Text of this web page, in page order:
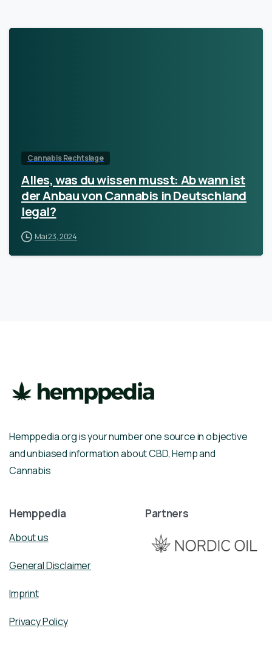
Cannabis Rechtslage
Alles, was du wissen musst: Ab wann ist
der Anbau von Cannabis in Deutschland
legal?
Mai 23, 2024
Hemppedia.org is your number one source in objective
and unbiased information about CBD, Hemp and
Cannabis
Hemppedia
About us
General Disclaimer
Imprint
Privacy Policy
Partners